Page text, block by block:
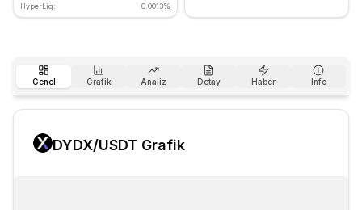
HyperLiq:
0.0013%
Genel Grafik Analiz Detay Haber Info
DYDX/USDT Grafik